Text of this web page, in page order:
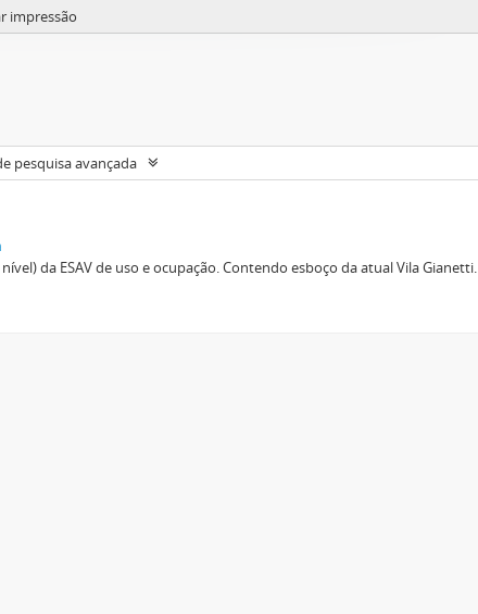
impressão
pesquisa avançada
da ESAV de uso e ocupação. Contendo esboço da atual Vila Gianetti.